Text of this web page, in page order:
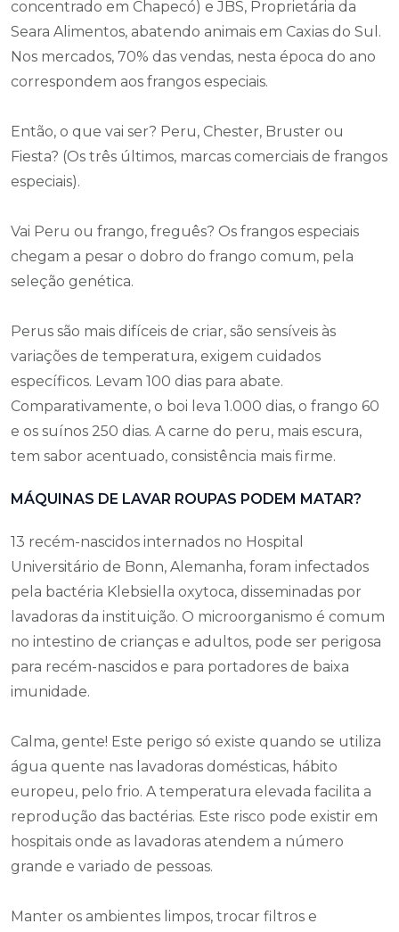
concentrado em Chapecó) e JBS, Proprietária da
Seara Alimentos, abatendo animais em Caxias do Sul.
Nos mercados, 70% das vendas, nesta época do ano
correspondem aos frangos especiais.
Então, o que vai ser? Peru, Chester, Bruster ou
Fiesta? (Os três últimos, marcas comerciais de frangos
especiais).
Vai Peru ou frango, freguês? Os frangos especiais
chegam a pesar o dobro do frango comum, pela
seleção genética.
Perus são mais difíceis de criar, são sensíveis às
variações de temperatura, exigem cuidados
específicos. Levam 100 dias para abate.
Comparativamente, o boi leva 1.000 dias, o frango 60
e os suínos 250 dias. A carne do peru, mais escura,
tem sabor acentuado, consistência mais firme.
MÁQUINAS DE LAVAR ROUPAS PODEM MATAR?
13 recém-nascidos internados no Hospital
Universitário de Bonn, Alemanha, foram infectados
pela bactéria Klebsiella oxytoca, disseminadas por
lavadoras da instituição. O microorganismo é comum
no intestino de crianças e adultos, pode ser perigosa
para recém-nascidos e para portadores de baixa
imunidade.
Calma, gente! Este perigo só existe quando se utiliza
água quente nas lavadoras domésticas, hábito
europeu, pelo frio. A temperatura elevada facilita a
reprodução das bactérias. Este risco pode existir em
hospitais onde as lavadoras atendem a número
grande e variado de pessoas.
Manter os ambientes limpos, trocar filtros e